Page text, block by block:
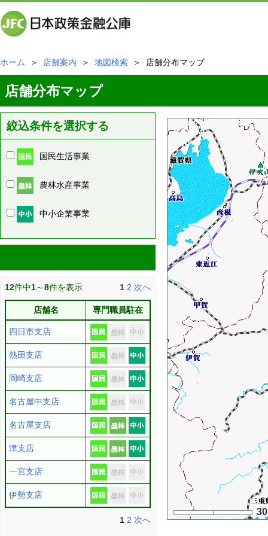
ホーム ＞ 店舗案内 ＞ 地図検索 ＞ 店舗分布マップ
店舗分布マップ
絞込条件を選択する
国民生活事業
農林水産事業
中小企業事業
12件中1～8件を表示 1 2 次へ
店舗名 専門職員駐在
四日市支店
熱田支店
岡崎支店
名古屋中支店
名古屋支店
津支店
一宮支店
伊勢支店
1 2 次へ